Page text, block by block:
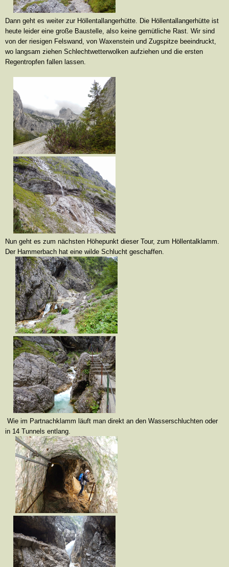
Dann geht es weiter zur Höllentallangerhütte. Die Höllentallangerhütte ist
heute leider eine große Baustelle, also keine gemütliche Rast. Wir sind
von der riesigen Felswand, von Waxenstein und Zugspitze beeindruckt,
wo langsam ziehen Schlechtwetterwolken aufziehen und die ersten
Regentropfen fallen lassen.
Nun geht es zum nächsten Höhepunkt dieser Tour, zum Höllentalklamm.
Der Hammerbach hat eine wilde Schlucht geschaffen.
Wie im Partnachklamm läuft man direkt an den Wasserschluchten oder
in 14 Tunnels entlang.